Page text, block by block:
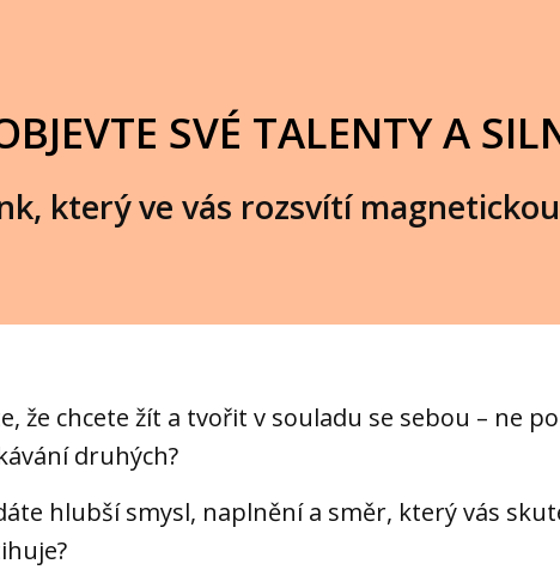
SVÉ TALENTY A
který ve vás rozsvítí
že chcete žít a tvořit v souladu se sebou – ne
druhých?
hlubší smysl, naplnění a směr, který vás